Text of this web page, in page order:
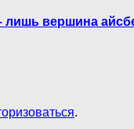
лишь вершина
.